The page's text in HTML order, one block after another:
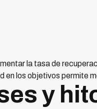
la tasa de
en los objetivos permite
y